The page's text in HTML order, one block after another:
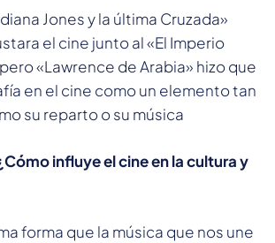
Jones y la última Cruzada»
el cine junto al «El Imperio
«Lawrence de Arabia» hizo que
en el cine como un elemento tan
su reparto o su música
influye el cine en la cultura y
forma que la música que nos une